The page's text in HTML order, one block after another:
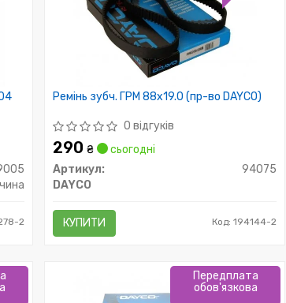
2
Ремінь зубч. ГРМ 88x19.0 (пр-во DAYCO)
0 відгуків
290₴
сьогодні
Артикул:
94075
DAYCO
КУПИТИ Код: 194144-2
Передплата
обов'язкова